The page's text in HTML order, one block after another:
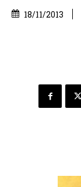
18/11/2013